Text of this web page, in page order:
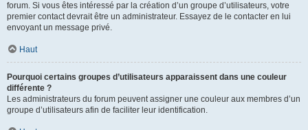
forum. Si vous êtes intéressé par la création d’un groupe d’utilisateurs, votre
premier contact devrait être un administrateur. Essayez de le contacter en lui
envoyant un message privé.
Haut
Pourquoi certains groupes d’utilisateurs apparaissent dans une couleur
différente ?
Les administrateurs du forum peuvent assigner une couleur aux membres d’un
groupe d’utilisateurs afin de faciliter leur identification.